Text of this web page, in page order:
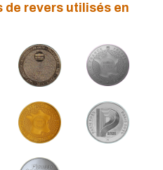
de revers utilisés en